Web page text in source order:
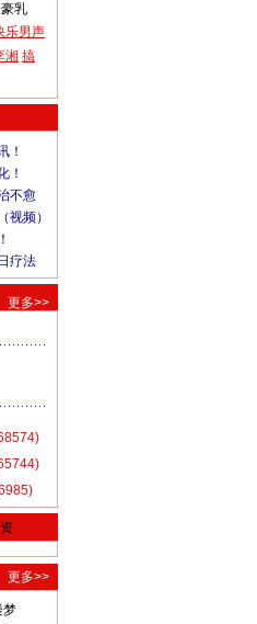
乳
乐男声
湘 搞
更多>>
更多>>
梦